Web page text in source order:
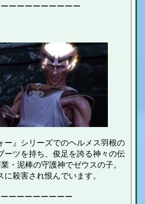
ーーーーーーーーー
ー』シリーズでのヘルメス羽根の
ーツを持ち、俊足を誇る神々の伝
・泥棒の守護神でゼウスの子。
殺害され恨んでいます。
ーーーーーーーー